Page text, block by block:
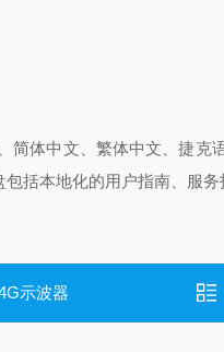
简体中文、繁体中文、捷
括本地化的用户指南、服
示波器